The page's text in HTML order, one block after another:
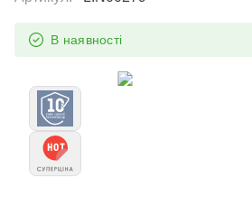
В наявності